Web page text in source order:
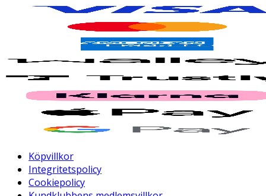
Köpvillkor
Integritetspolicy
Cookiepolicy